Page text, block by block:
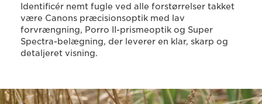
Identificér nemt fugle ved alle forstørrelser takket
være Canons præcisionsoptik med lav
forvrængning, Porro II-prismeoptik og Super
Spectra-belægning, der leverer en klar, skarp og
detaljeret visning.